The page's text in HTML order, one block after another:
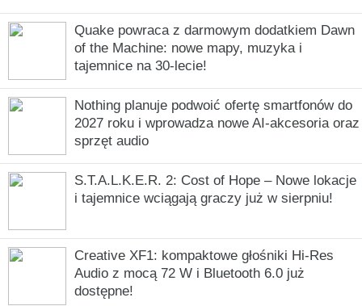
Quake powraca z darmowym dodatkiem Dawn
of the Machine: nowe mapy, muzyka i
tajemnice na 30-lecie!
Nothing planuje podwoić ofertę smartfonów do
2027 roku i wprowadza nowe AI-akcesoria oraz
sprzęt audio
S.T.A.L.K.E.R. 2: Cost of Hope – Nowe lokacje
i tajemnice wciągają graczy już w sierpniu!
Creative XF1: kompaktowe głośniki Hi-Res
Audio z mocą 72 W i Bluetooth 6.0 już
dostępne!